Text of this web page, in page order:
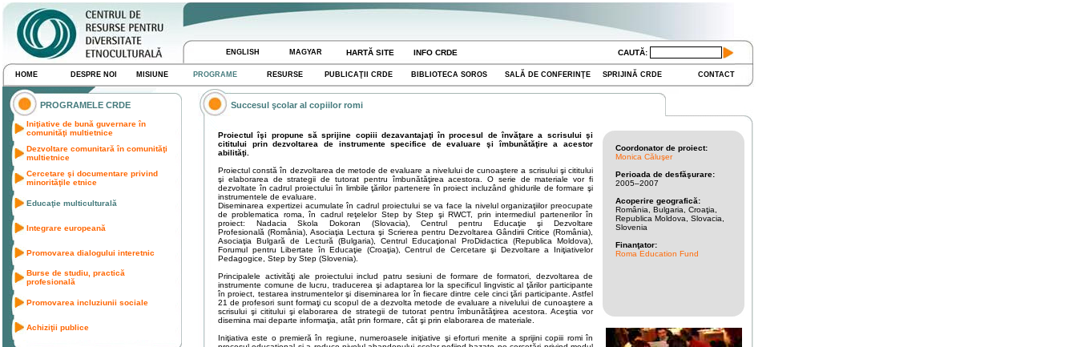
ENGLISH MAGYAR HARTĂ SITE INFO CRDE CAUTĂ:
HOME DESPRE NOI MISIUNE PROGRAME RESURSE PUBLICAŢII CRDE BIBLIOTECA SOROS SALĂ DE CONFERINŢE SPRIJINĂ CRDE CONTACT
PROGRAMELE CRDE
Iniţiative de bună guvernare în
comunităţi multietnice
Dezvoltare comunitară în comunităţi
multietnice
Cercetare şi documentare privind
minorităţile etnice
Educaţie multiculturală
Integrare europeană
Promovarea dialogului interetnic
Burse de studiu, practică
profesională
Promovarea incluziunii sociale
Achiziţii publice
Succesul şcolar al copiilor romi
Proiectul îşi propune să sprijine copiii dezavantajaţi în procesul de învăţare a scrisului şi
cititului prin dezvoltarea de instrumente specifice de evaluare şi îmbunătăţire a acestor
abilităţi.
Proiectul constă în dezvoltarea de metode de evaluare a nivelului de cunoaştere a scrisului şi cititului
şi elaborarea de strategii de tutorat pentru îmbunătăţirea acestora. O serie de materiale vor fi
dezvoltate în cadrul proiectului în limbile ţărilor partenere în proiect incluzând ghidurile de formare şi
instrumentele de evaluare.
Diseminarea expertizei acumulate în cadrul proiectului se va face la nivelul organizaţiilor preocupate
de problematica roma, în cadrul reţelelor Step by Step şi RWCT, prin intermediul partenerilor în
proiect: Nadacia Skola Dokoran (Slovacia), Centrul pentru Educaţie şi Dezvoltare
Profesională (România), Asociaţia Lectura şi Scrierea pentru Dezvoltarea Gândirii Critice (România),
Asociaţia Bulgară de Lectură (Bulgaria), Centrul Educaţional ProDidactica (Republica Moldova),
Forumul pentru Libertate în Educaţie (Croaţia), Centrul de Cercetare şi Dezvoltare a Iniţiativelor
Pedagogice, Step by Step (Slovenia).
Principalele activităţi ale proiectului includ patru sesiuni de formare de formatori, dezvoltarea de
instrumente comune de lucru, traducerea şi adaptarea lor la specificul lingvistic al ţărilor participante
în proiect, testarea instrumentelor şi diseminarea lor în fiecare dintre cele cinci ţări participante. Astfel
21 de profesori sunt formaţi cu scopul de a dezvolta metode de evaluare a nivelului de cunoaştere a
scrisului şi cititului şi elaborarea de strategii de tutorat pentru îmbunătăţirea acestora. Aceştia vor
disemina mai departe informaţia, atât prin formare, cât şi prin elaborarea de materiale.
Iniţiativa este o premieră în regiune, numeroasele iniţiative şi eforturi menite a sprijini copiii romi în
Coordonator de proiect:
Monica Căluşer
Perioada de desfăşurare:
2005–2007
Acoperire geografică:
România, Bulgaria, Croaţia,
Republica Moldova, Slovacia,
Slovenia
Finanţator:
Roma Education Fund